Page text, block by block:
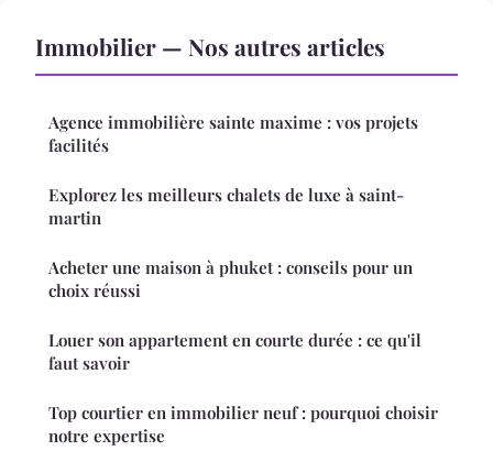
Immobilier — Nos autres articles
Agence immobilière sainte maxime : vos projets
facilités
Explorez les meilleurs chalets de luxe à saint-
martin
Acheter une maison à phuket : conseils pour un
choix réussi
Louer son appartement en courte durée : ce qu'il
faut savoir
Top courtier en immobilier neuf : pourquoi choisir
notre expertise